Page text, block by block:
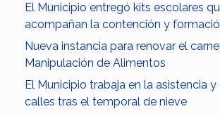
El Municipio entregó kits escolares
acompañan la contención y
Nueva instancia para renovar el
Manipulación de Alimentos
El Municipio trabaja en la asistencia
calles tras el temporal de nieve